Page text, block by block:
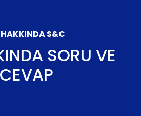
S&C
SORU VE
CEVAP